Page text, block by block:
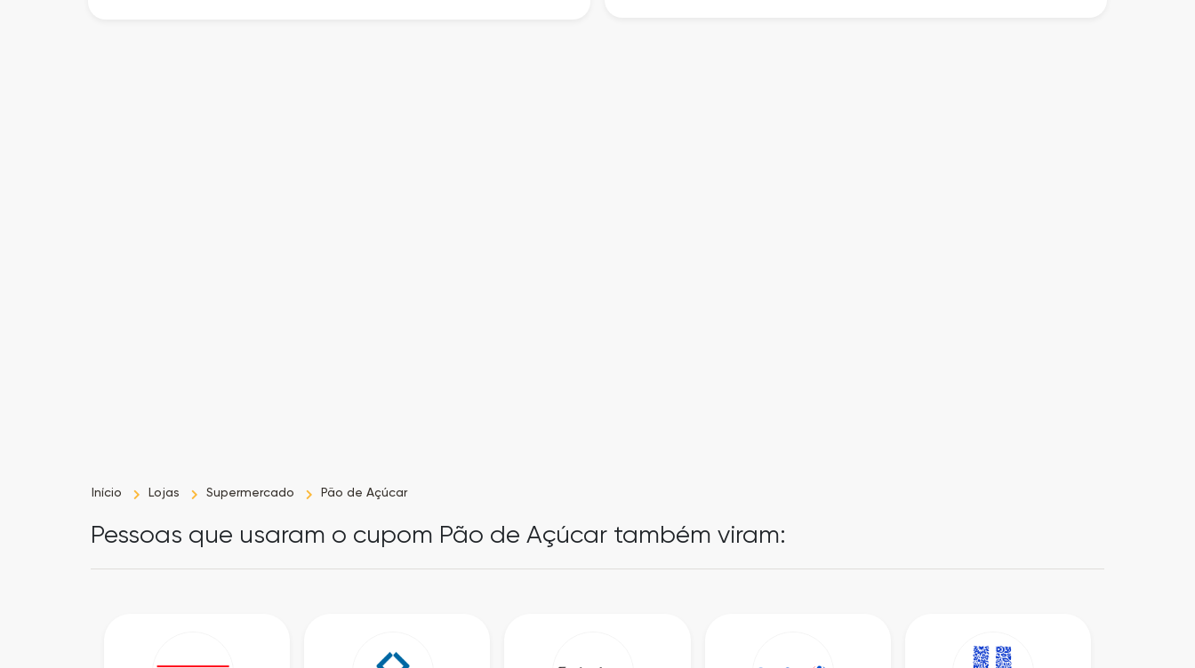
Início Lojas Supermercado Pão de Açúcar
Pessoas que usaram o cupom Pão de Açúcar também viram: